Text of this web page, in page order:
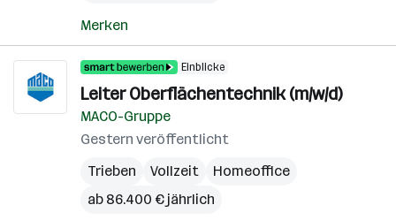
Merken
Einblicke
Leiter Oberflächentechnik (m/w/d)
MACO-Gruppe
Gestern veröffentlicht
Trieben
Vollzeit
Homeoffice
ab 86.400 € jährlich